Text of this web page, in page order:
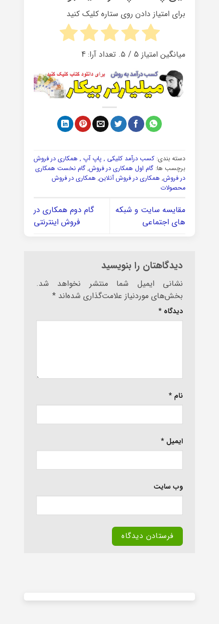
برای امتیاز دادن روی ستاره کلیک کنید
میانگین امتیاز 5/ ۵. تعداد آرا: 4
دسته بندی: کسب درآمد کلیکی , پاپ آپ , همکاری در فروش
برچسب ها: گام اول همکاری در فروش, گام نخست همکاری
در فروش, همکاری در فروش آنلاین, همکاری در فروش
محصولات
مقایسه سایت و شبکه
های اجتماعی
گام دوم همکاری در
فروش اینترنتی
دیدگاهتان را بنویسید
نشانی ایمیل شما منتشر نخواهد شد.
بخش‌های موردنیاز علامت‌گذاری شده‌اند *
دیدگاه *
نام *
ایمیل *
وب‌ سایت